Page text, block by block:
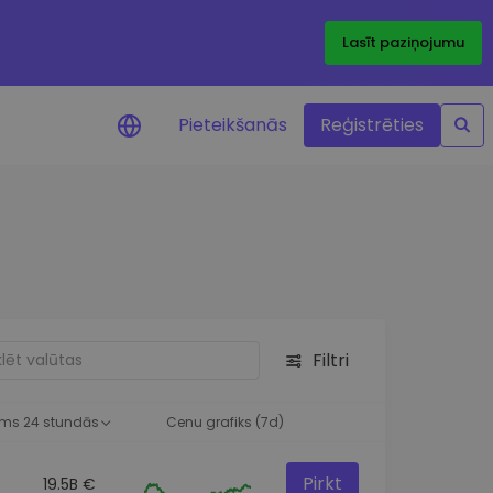
Lasīt paziņojumu
Pieteikšanās Reģistrēties
Filtri
24 stundās Cenu grafiks (7d)
19.5B € Pirkt